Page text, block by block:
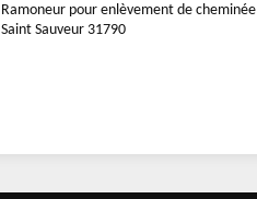
Ramoneur pour enlèvement de cheminée
Saint Sauveur 31790